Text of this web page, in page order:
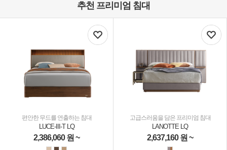
추천 프리미엄 침대
편안한 무드를 연출하는 침대
LUCE-III-T LQ
2,386,060원 ~
고급스러움을 담은 프리미엄 침대
LANOTTE LQ
2,637,160원 ~